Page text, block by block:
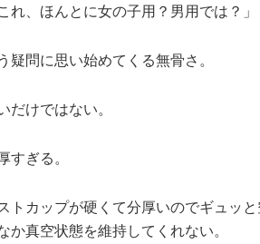
これ、ほんとに女の子用？男用では？」
疑問に思い始めてくる無骨さ。
だけではない。
すぎる。
トカップが硬くて分厚いのでギュッ
か真空状態を維持してくれない。